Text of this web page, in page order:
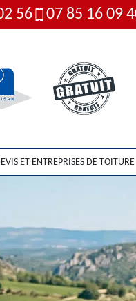
56 07 85 16 09
ET ENTREPRISES DE TOITURE